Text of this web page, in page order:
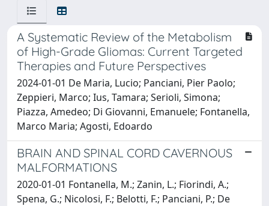
A Systematic Review of the Metabolism
of High-Grade Gliomas: Current Targeted
Therapies and Future Perspectives
2024-01-01 De Maria, Lucio; Panciani, Pier Paolo;
Zeppieri, Marco; Ius, Tamara; Serioli, Simona;
Piazza, Amedeo; Di Giovanni, Emanuele; Fontanella,
Marco Maria; Agosti, Edoardo
BRAIN AND SPINAL CORD CAVERNOUS
MALFORMATIONS
2020-01-01 Fontanella, M.; Zanin, L.; Fiorindi, A.;
Spena, G.; Nicolosi, F.; Belotti, F.; Panciani, P.; De